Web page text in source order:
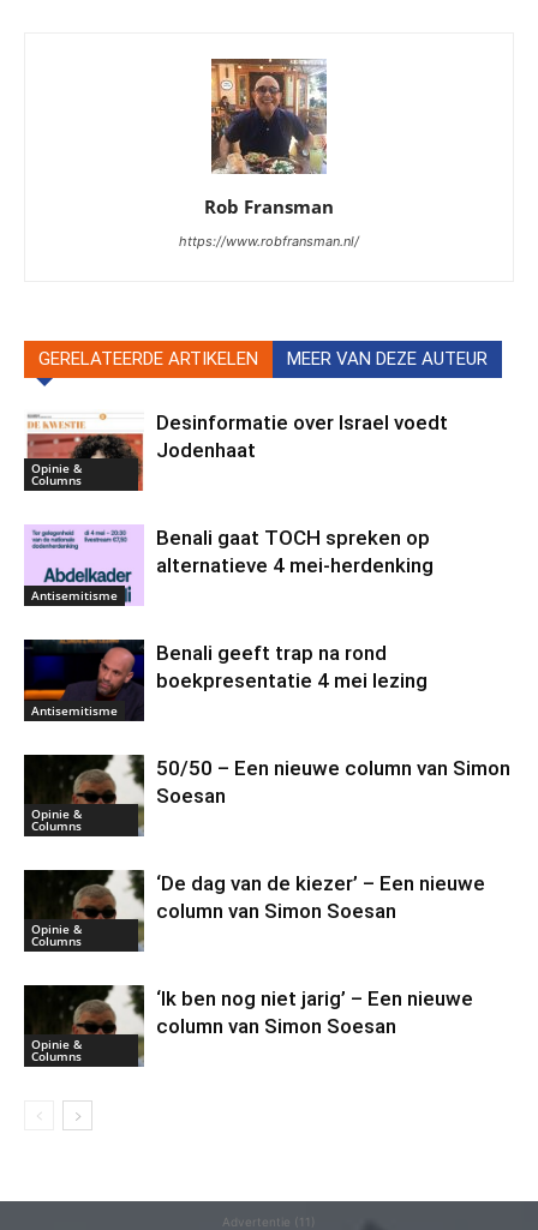
Rob Fransman
https://www.robfransman.nl/
GERELATEERDE ARTIKELEN MEER VAN DEZE AUTEUR
Opinie &
Columns
Desinformatie over Israel voedt
Jodenhaat
Antisemitisme
Benali gaat TOCH spreken op
alternatieve 4 mei-herdenking
Antisemitisme
Benali geeft trap na rond
boekpresentatie 4 mei lezing
Opinie &
Columns
50/50 – Een nieuwe column van Simon
Soesan
Opinie &
Columns
‘De dag van de kiezer’ – Een nieuwe
column van Simon Soesan
Opinie &
Columns
‘Ik ben nog niet jarig’ – Een nieuwe
column van Simon Soesan
Advertentie (11)